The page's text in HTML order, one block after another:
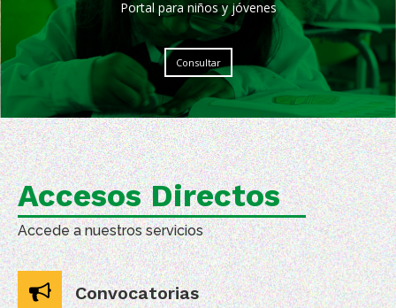
Portal para niños y jóvenes
Consultar
Accesos Directos
Accede a nuestros servicios
Convocatorias